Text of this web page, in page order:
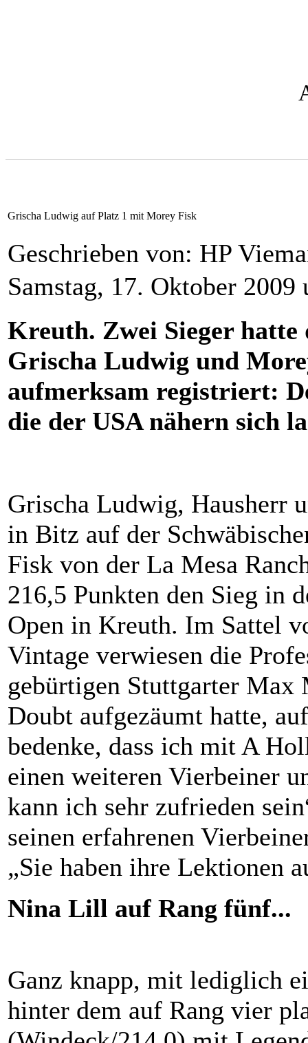
Grischa Ludwig auf Platz 1 mit Morey Fisk
Geschrieben von: HP
Samstag, 17. Oktober 2009
Kreuth. Zwei Sieger
Grischa Ludwig und
aufmerksam registriert:
die der USA nähern sich
Grischa Ludwig, Hausherr
in Bitz auf der
Fisk von der La Mesa
216,5 Punkten den Sieg in
Open in Kreuth. Im Sattel
Vintage verwiesen die
gebürtigen Stuttgarter
Doubt aufgezäumt hatte,
bedenke, dass ich mit A
einen weiteren Vierbeiner
kann ich sehr zufrieden
seinen erfahrenen
„Sie haben ihre Lektionen
Nina Lill auf Rang fünf...
Ganz knapp, mit lediglich
hinter dem auf Rang vier